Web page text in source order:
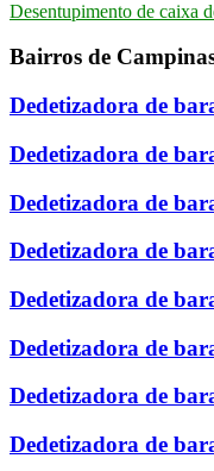
Desentupimento de caixa
Bairros de
Dedetizadora de
Dedetizadora de
Dedetizadora de
Dedetizadora de
Dedetizadora de
Dedetizadora de
Dedetizadora de
Dedetizadora de